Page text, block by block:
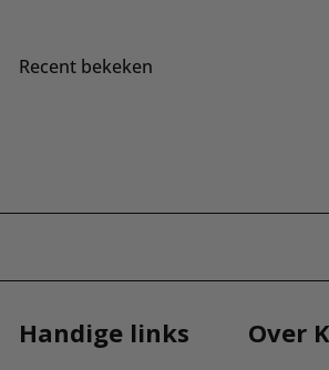
Recent bekeken
Handige links Over